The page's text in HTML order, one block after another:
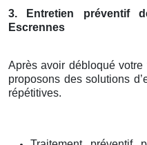
3. Entretien préventif
Escrennes
Après avoir débloqué
proposons des solutions
répétitives.